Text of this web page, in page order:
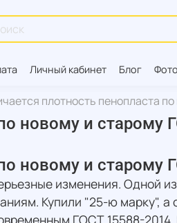
Личный кабинет Блог
плотность пенопласта
новому и
новому и
изменения. Одной
Купили "25-ю марку",
ГОСТ 15588-